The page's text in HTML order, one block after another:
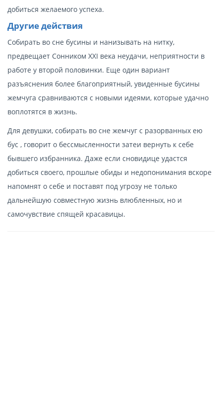
добиться желаемого успеха.
Другие действия
Собирать во сне бусины и нанизывать на нитку,
предвещает Сонником XXI века неудачи, неприятности в
работе у второй половинки. Еще один вариант
разъяснения более благоприятный, увиденные бусины
жемчуга сравниваются с новыми идеями, которые удачно
воплотятся в жизнь.
Для девушки, собирать во сне жемчуг с разорванных ею
бус , говорит о бессмысленности затеи вернуть к себе
бывшего избранника. Даже если сновидице удастся
добиться своего, прошлые обиды и недопонимания вскоре
напомнят о себе и поставят под угрозу не только
дальнейшую совместную жизнь влюбленных, но и
самочувствие спящей красавицы.